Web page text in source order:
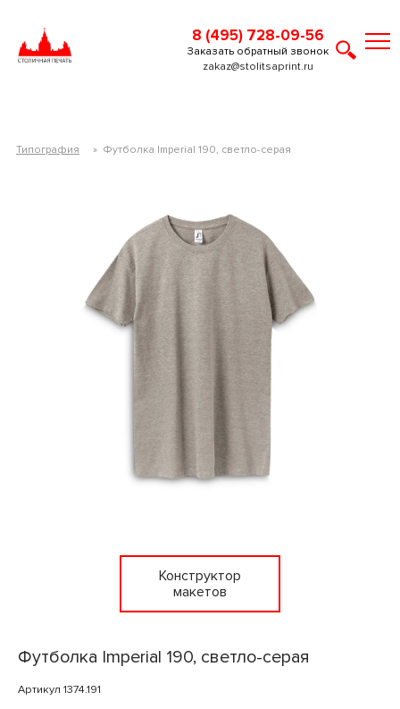
8 (495) 728-09-56
zakaz@stolitsaprint.ru
Заказать обратный звонок
Типография » Футболка Imperial 190, светло-серая
Конструктор
макетов
Футболка Imperial 190, светло-серая
Артикул 1374.191